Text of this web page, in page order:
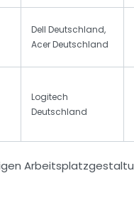
Dell Deutschland,
Acer Deutschland
Logitech
Deutschland